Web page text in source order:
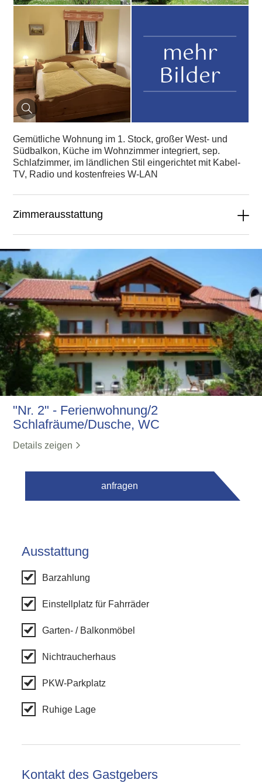
mehr
Bilder
Gemütliche Wohnung im 1. Stock, großer West- und
Südbalkon, Küche im Wohnzimmer integriert, sep.
Schlafzimmer, im ländlichen Stil eingerichtet mit Kabel-
TV, Radio und kostenfreies W-LAN
Zimmerausstattung
"Nr. 2" - Ferienwohnung/2
Schlafräume/Dusche, WC
Details zeigen
anfragen
Ausstattung
Barzahlung
Einstellplatz für Fahrräder
Garten- / Balkonmöbel
Nichtraucherhaus
PKW-Parkplatz
Ruhige Lage
Kontakt des Gastgebers